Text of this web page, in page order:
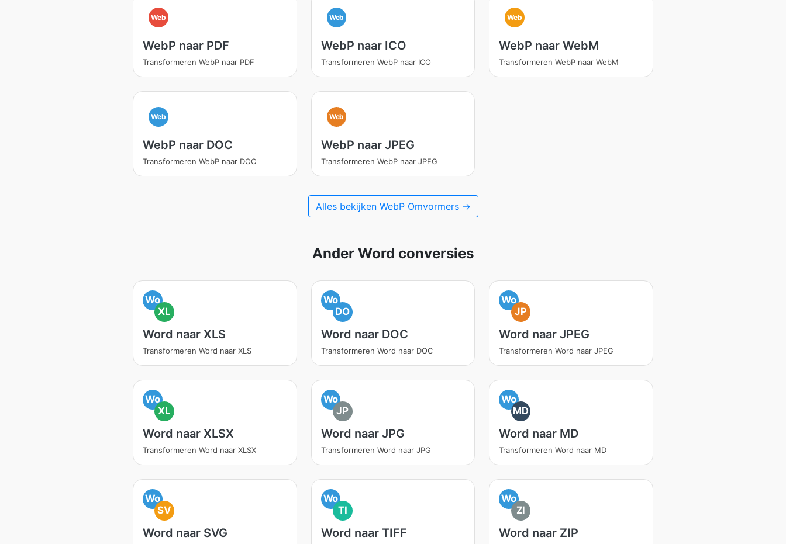
Web
WebP naar PDF
Transformeren WebP naar PDF
Web
WebP naar ICO
Transformeren WebP naar ICO
Web
WebP naar WebM
Transformeren WebP naar WebM
Web
WebP naar DOC
Transformeren WebP naar DOC
Web
WebP naar JPEG
Transformeren WebP naar JPEG
Alles bekijken WebP Omvormers →
Ander Word conversies
Wo
XL
Word naar XLS
Transformeren Word naar XLS
Wo
DO
Word naar DOC
Transformeren Word naar DOC
Wo
JP
Word naar JPEG
Transformeren Word naar JPEG
Wo
XL
Word naar XLSX
Transformeren Word naar XLSX
Wo
JP
Word naar JPG
Transformeren Word naar JPG
Wo
MD
Word naar MD
Transformeren Word naar MD
Wo
SV
Word naar SVG
Wo
TI
Word naar TIFF
Wo
ZI
Word naar ZIP